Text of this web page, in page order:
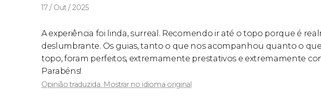
17 / Out / 2025
A experiência foi linda, surreal. Recomendo ir até o topo porque é
deslumbrante. Os guias, tanto o que nos acompanhou quanto o
topo, foram perfeitos, extremamente prestativos e extremamente
Parabéns!
Opinião traduzida. Mostrar no idioma original